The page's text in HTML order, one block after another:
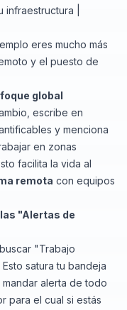
|
eres mucho más
y el puesto de
global
escribe en
y menciona
en zonas
facilita la vida al
remota con equipos
"Alertas de
"Trabajo
satura tu bandeja
alerta de todo
para el cual si estás